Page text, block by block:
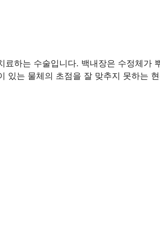
료하는 수술입니다. 백내장은 수정체
있는 물체의 초점을 잘 맞추지 못하는